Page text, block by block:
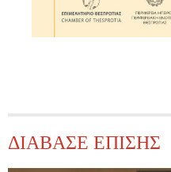
ΔΙΑΒΑΣΕ ΕΠΙΣΗΣ